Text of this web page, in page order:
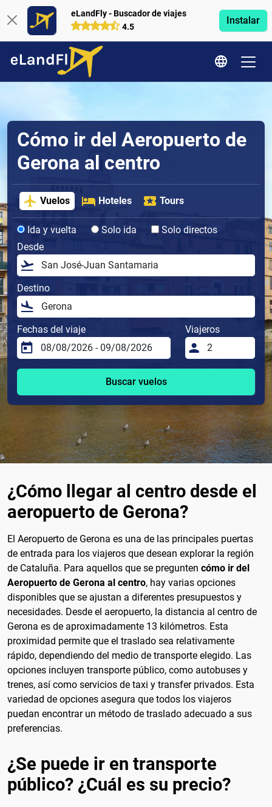
eLandFly - Buscador de viajes
4.5
Instalar
Cómo ir del Aeropuerto de
Gerona al centro
Vuelos Hoteles Tours
Ida y vuelta Solo ida
Solo directos
Desde
Destino
Fechas del viaje Viajeros
Buscar vuelos
¿Cómo llegar al centro desde el
aeropuerto de Gerona?
El Aeropuerto de Gerona es una de las principales puertas
de entrada para los viajeros que desean explorar la región
de Cataluña. Para aquellos que se pregunten cómo ir del
Aeropuerto de Gerona al centro, hay varias opciones
disponibles que se ajustan a diferentes presupuestos y
necesidades. Desde el aeropuerto, la distancia al centro de
Gerona es de aproximadamente 13 kilómetros. Esta
proximidad permite que el traslado sea relativamente
rápido, dependiendo del medio de transporte elegido. Las
opciones incluyen transporte público, como autobuses y
trenes, así como servicios de taxi y transfer privados. Esta
variedad de opciones asegura que todos los viajeros
puedan encontrar un método de traslado adecuado a sus
preferencias.
¿Se puede ir en transporte
público? ¿Cuál es su precio?